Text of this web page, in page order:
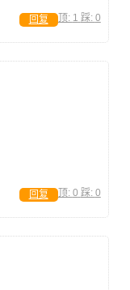
顶: 1 踩: 0
回复
顶: 0 踩: 0
回复